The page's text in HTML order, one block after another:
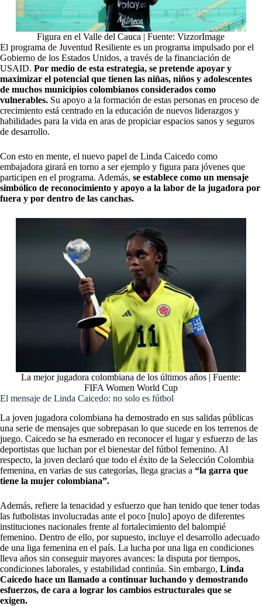
Figura en el Valle del Cauca | Fuente: VizzorImage
El programa de Juventud Resiliente es un programa impulsado por el
Gobierno de los Estados Unidos, a través de la financiación de
USAID. Por medio de esta estrategia, se pretende apoyar y
maximizar el potencial que tienen las niñas, niños y adolescentes
de muchos municipios colombianos considerados como
vulnerables. Su apoyo a la formación de estas personas en proceso de
crecimiento está centrado en la educación de nuevos liderazgos y
habilidades para la vida en aras de propiciar espacios sanos y seguros
de desarrollo.
Con esto en mente, el nuevo papel de Linda Caicedo como
embajadora girará en torno a ser ejemplo y figura para jóvenes que
participen en el programa. Además, se establece como un mensaje
simbólico de reconocimiento y apoyo a la labor de la jugadora por
fuera y por dentro de las canchas.
La mejor jugadora colombiana de los últimos años | Fuente:
FIFA Women World Cup
El mensaje de Linda Caicedo: no solo es fútbol
La joven jugadora colombiana ha demostrado en sus salidas públicas
una serie de mensajes que sobrepasan lo que sucede en los terrenos de
juego. Caicedo se ha esmerado en reconocer el lugar y esfuerzo de las
deportistas que luchan porel bienestar del fútbol femenino. Al
respecto, la joven declaró que todo el éxito de la Selección Colombia
femenina, en varias de sus categorías, llega gracias a “la garra que
tiene la mujer colombiana”.
Además, refiere la tenacidad y esfuerzo que han tenido que tener todas
las futbolistas involucradas ante el poco [nulo] apoyo de diferentes
instituciones nacionales frente al fortalecimiento del balompié
femenino. Dentro de ello, por supuesto, incluye el desarrollo adecuado
de una liga femenina en el país. La lucha por una liga en condiciones
lleva años sin conseguir mayores avances: la disputa por tiempos,
condiciones laborales, y estabilidad continúa. Sin embargo, Linda
Caicedo hace un llamado a continuar luchando y demostrando
esfuerzos, de cara a lograr los cambios estructurales que se
exigen.